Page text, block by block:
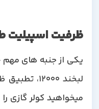
ظرفیت اسپیلیت طرح
یکی از جنبه های مهم
لبخند 12000،
میخواهید کولر گازی را